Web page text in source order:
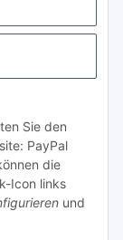
Sie den
PayPal
die
Icon links
und